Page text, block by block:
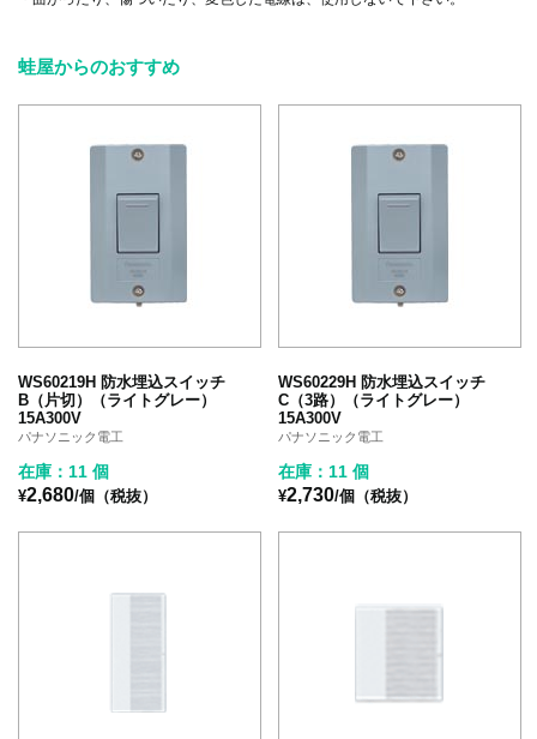
蛙屋からのおすすめ
WS60219H 防水埋込スイッチ
B（片切）（ライトグレー）
15A300V
パナソニック電工
在庫：11 個
¥2,680/個（税抜）
WS60229H 防水埋込スイッチ
C（3路）（ライトグレー）
15A300V
パナソニック電工
在庫：11 個
¥2,730/個（税抜）